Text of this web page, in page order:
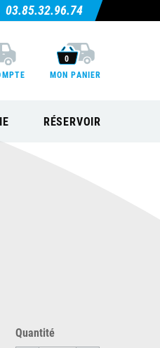
03.85.32.96.74
0
MON PANIER
RÉSERVOIR
Quantité